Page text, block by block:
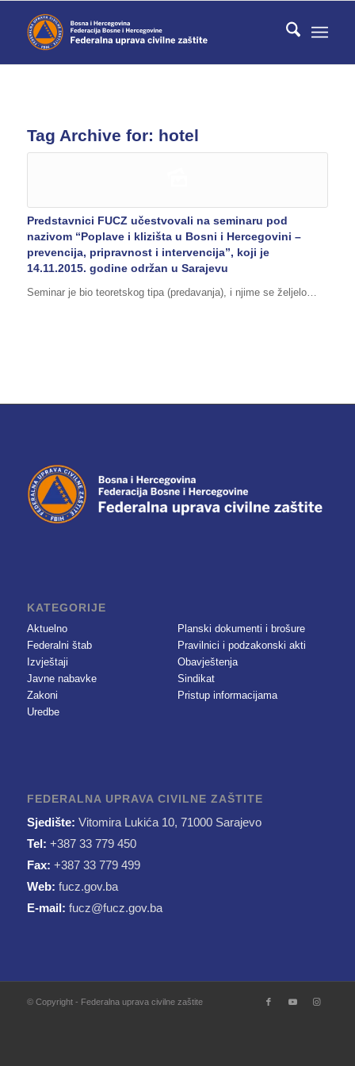
Tag Archive for: hotel
Predstavnici FUCZ učestvovali na seminaru pod
nazivom “Poplave i klizišta u Bosni i Hercegovini –
prevencija, pripravnost i intervencija”, koji je
14.11.2015. godine održan u Sarajevu
Seminar je bio teoretskog tipa (predavanja), i njime se željelo…
KATEGORIJE
Aktuelno
Federalni štab
Izvještaji
Javne nabavke
Zakoni
Uredbe
Planski dokumenti i brošure
Pravilnici i podzakonski akti
Obavještenja
Sindikat
Pristup informacijama
FEDERALNA UPRAVA CIVILNE ZAŠTITE
Sjedište: Vitomira Lukića 10, 71000 Sarajevo
Tel: +387 33 779 450
Fax: +387 33 779 499
Web: fucz.gov.ba
E-mail: fucz@fucz.gov.ba
© Copyright - Federalna uprava civilne zaštite